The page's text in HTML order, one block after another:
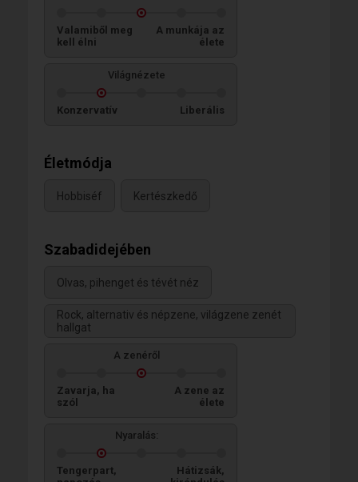
Valamiből meg
kell élni
A munkája az
élete
Világnézete
Konzervatív Liberális
Életmódja
Hobbiséf Kertészkedő
Szabadidejében
Olvas, pihenget és tévét néz
Rock, alternativ és népzene, világzene zenét
hallgat
A zenéről
Zavarja, ha
szól
A zene az
élete
Nyaralás:
Tengerpart,
Hátizsák,